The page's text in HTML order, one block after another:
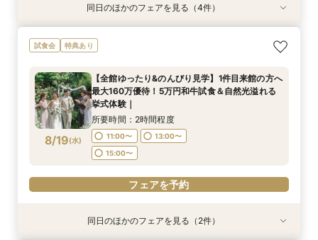
特典あり
8/17(月)
最短3ヶ月で準備可能×マタニティ＆パパママ婚
も安心フェア【20名様×75万円～】豪華特典｜
所要時間：2時間程度
11:30〜
15:00〜
フェアを予約
8/17(月)
タイパ重視のおふたりへ｜60分クイック相談会
｜お見積りのご案内も可能
10:00〜
15:00〜
17:00〜
フェアを予約
特典あり
8/17(月)
1件目来館特典Amazonギフト券2万円｜時期・人
数・イメージなど未定でも安心して相談にお越し
所要時間：3時間程度
9:00〜
10:00〜
15:00〜
17:00〜
特典あり
8/17(月)
和装も気になる方へ｜カジュアル和婚から本格的
な神前式もイメージが膨らむご案内♪｜フォトウ
所要時間：2時間程度
11:30〜
15:00〜
フェアを予約
同日のほかのフェアを見る（4件）
試食会 特典あり
8/19(水)
【全館ゆったり&のんびり見学】1件目来館の方へ
最大160万優待！5万円和牛試食＆自然光溢れる
挙式体験｜
所要時間：2時間程度
11:00〜
13:00〜
15:00〜
フェアを予約
特典あり
特典あり同日のほかのフェアを見る（2件）